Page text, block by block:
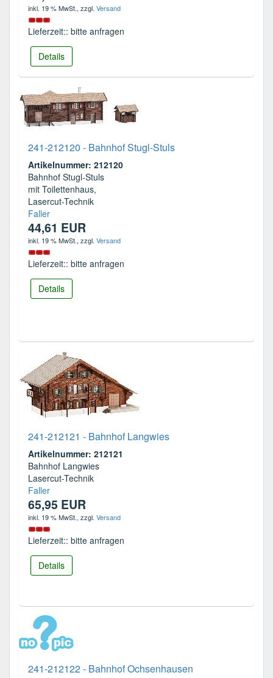
inkl. 19 % MwSt., zzgl. Versand
Lieferzeit:: bitte anfragen
Details
241-212120 - Bahnhof Stugl-Stuls
Artikelnummer: 212120
Bahnhof Stugl-Stuls
mit Toilettenhaus,
Lasercut-Technik
Faller
44,61 EUR
inkl. 19 % MwSt., zzgl. Versand
Lieferzeit:: bitte anfragen
Details
241-212121 - Bahnhof Langwies
Artikelnummer: 212121
Bahnhof Langwies
Lasercut-Technik
Faller
65,95 EUR
inkl. 19 % MwSt., zzgl. Versand
Lieferzeit:: bitte anfragen
Details
241-212122 - Bahnhof Ochsenhausen